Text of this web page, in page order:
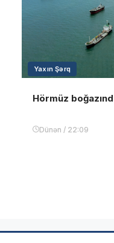
Yaxın Şərq
Hörmüz
Dünən / 22:09